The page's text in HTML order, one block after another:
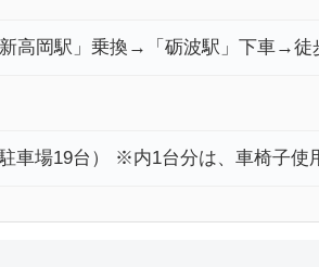
高岡駅」乗換→「砺波駅」下車→徒
車場19台） ※内1台分は、車椅子使